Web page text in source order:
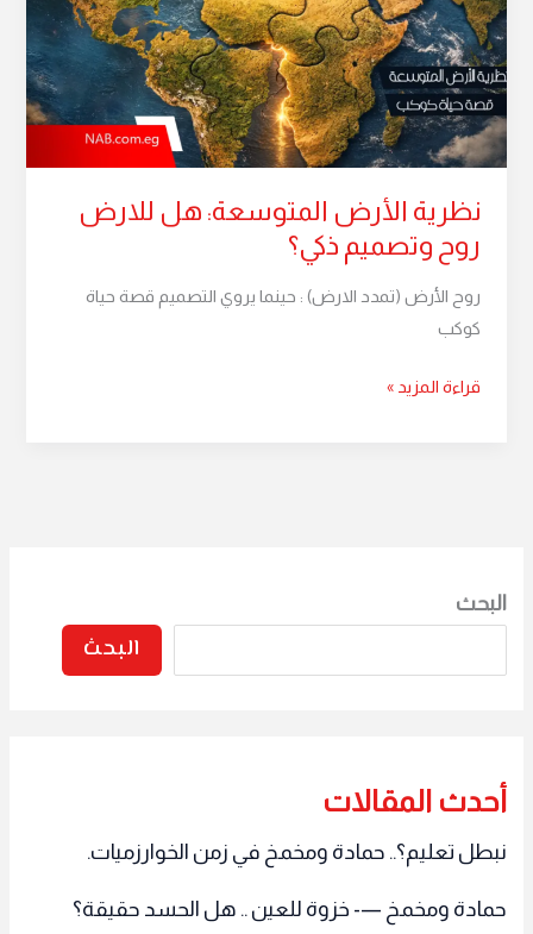
نظرية الأرض المتوسعة: هل للارض
روح وتصميم ذكي؟
روح الأرض (تمدد الارض) : حينما يروي التصميم قصة حياة
كوكب
هل
للارض
روح
وتصميم
ذكي؟
قراءة المزيد »
البحث
البحث
أحدث المقالات
نبطل تعليم؟.. حمادة ومخمخ في زمن الخوارزميات.
حمادة ومخمخ —- خزوة للعين .. هل الحسد حقيقة؟